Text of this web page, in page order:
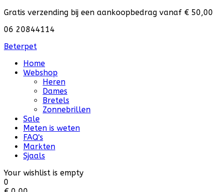
Gratis verzending bij een aankoopbedrag vanaf € 50,00
06 20844114
Beterpet
Home
Webshop
Heren
Dames
Bretels
Zonnebrillen
Sale
Meten is weten
FAQ's
Markten
Sjaals
Your wishlist is empty
0